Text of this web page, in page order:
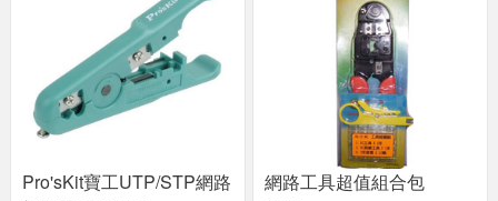
Pro'sKit寶工UTP/STP網路
網路工具超值組合包